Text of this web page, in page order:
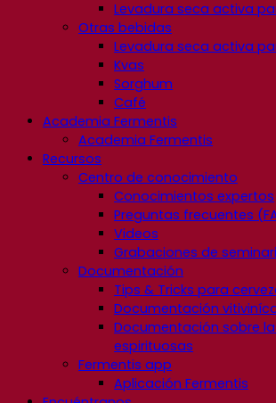
Levadura seca activa
Otras bebidas
Levadura seca activa
Kvas
Sorghum
Café
Academia Fermentis
Academia Fermentis
Recursos
Centro de conocimiento
Conocimientos expertos
Preguntas frecuentes
Videos
Grabaciones de
Documentación
Tips & Tricks para
Documentación
Documentación sobre
espirituosas
Fermentis app
Aplicación Fermentis